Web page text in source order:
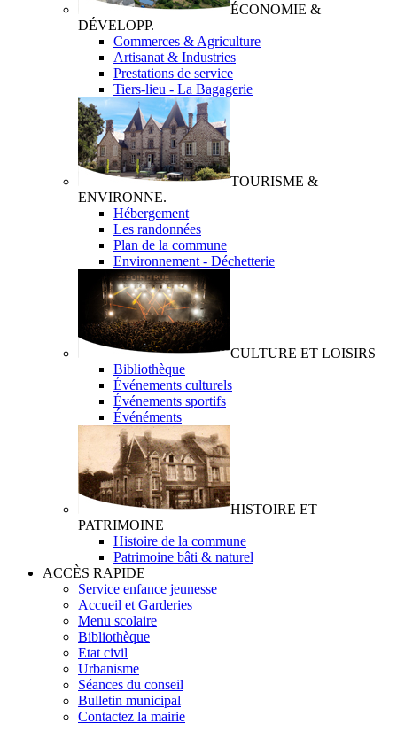
ÉCONOMIE &
DÉVELOPP.
Commerces & Agriculture
Artisanat & Industries
Prestations de service
Tiers-lieu - La Bagagerie
TOURISME &
ENVIRONNE.
Hébergement
Les randonnées
Plan de la commune
Environnement - Déchetterie
CULTURE ET LOISIRS
Bibliothèque
Événements culturels
Événements sportifs
Événéments
HISTOIRE ET
PATRIMOINE
Histoire de la commune
Patrimoine bâti & naturel
ACCÈS RAPIDE
Service enfance jeunesse
Accueil et Garderies
Menu scolaire
Bibliothèque
Etat civil
Urbanisme
Séances du conseil
Bulletin municipal
Contactez la mairie